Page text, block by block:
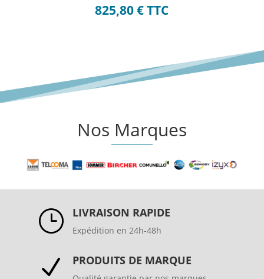
825,80€TTC
Nos Marques
} LIVRAISON RAPIDE
Expédition en 24h-48h
N PRODUITS DE MARQUE